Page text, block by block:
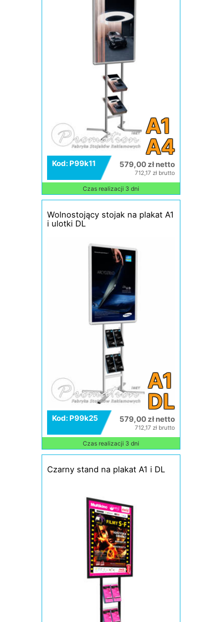
A1
A4
Kod: P99k11 579,00 zł netto
712,17 zł brutto
Czas realizacji 3 dni
Wolnostojący stojak na plakat A1
i ulotki DL
A1
DL
Kod: P99k25 579,00 zł netto
712,17 zł brutto
Czas realizacji 3 dni
Czarny stand na plakat A1 i DL